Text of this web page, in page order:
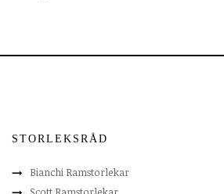
STORLEKSRÅD
Bianchi Ramstorlekar